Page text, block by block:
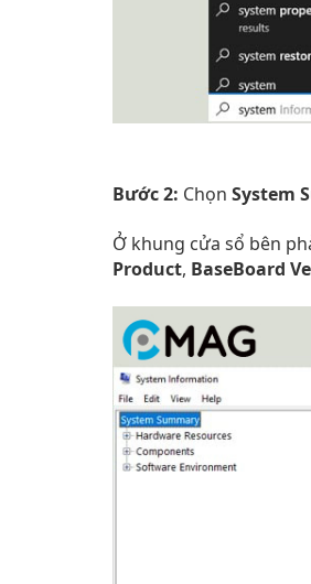
Bước 2: Chọn System
Ở khung cửa sổ bên
Product, BaseBoard